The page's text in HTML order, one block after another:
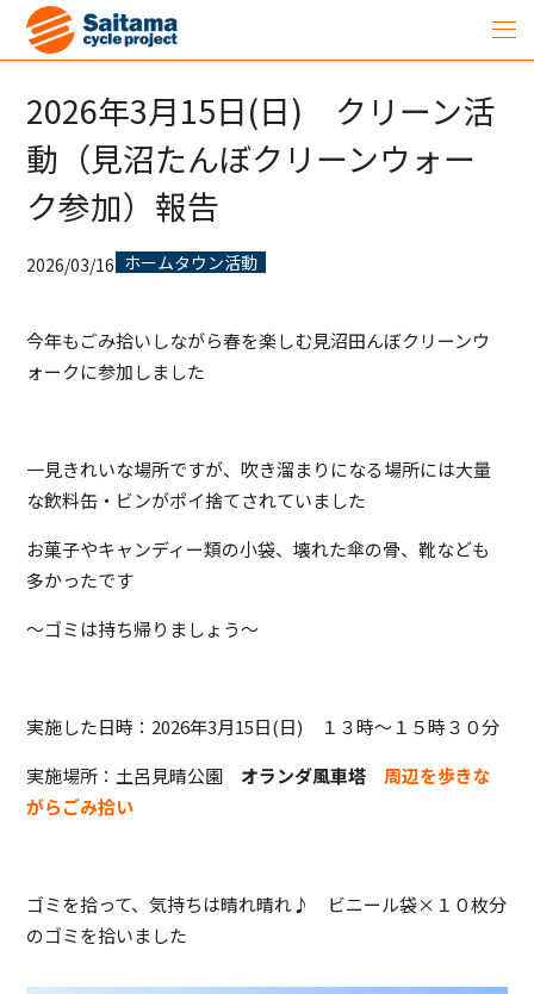
2026年3月15日(日) クリーン活
動（見沼たんぼクリーンウォー
ク参加）報告
2026/03/16 ホームタウン活動
今年もごみ拾いしながら春を楽しむ見沼田んぼクリーンウ
ォークに参加しました
一見きれいな場所ですが、吹き溜まりになる場所には大量
な飲料缶・ビンがポイ捨てされていました
お菓子やキャンディー類の小袋、壊れた傘の骨、靴なども
多かったです
～ゴミは持ち帰りましょう～
実施した日時：2026年3月15日(日) １３時～１５時３０分
実施場所：土呂見晴公園
オランダ風車塔 周辺を歩きな
がらごみ拾い
ゴミを拾って、気持ちは晴れ晴れ♪ ビニール袋×１０枚分
のゴミを拾いました